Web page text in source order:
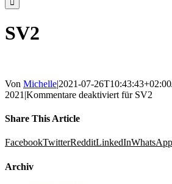
SV2
Von Michelle|2021-07-26T10:43:43+02:00
2021 |Kommentare deaktiviert für SV2
Share This Article
FacebookTwitterRedditLinkedInWhatsApp
Archiv